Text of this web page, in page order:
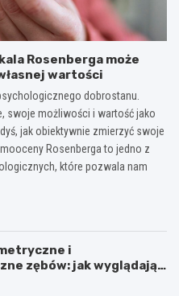
Rosenberga może
wartości
dobrostanu.
swoje możliwości i wartość jako
jak obiektywnie zmierzyć swoje
Rosenberga to jedno z
które pozwala nam
i
zębów: jak wyglądają,